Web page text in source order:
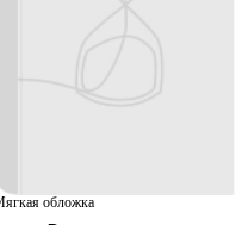
обложка